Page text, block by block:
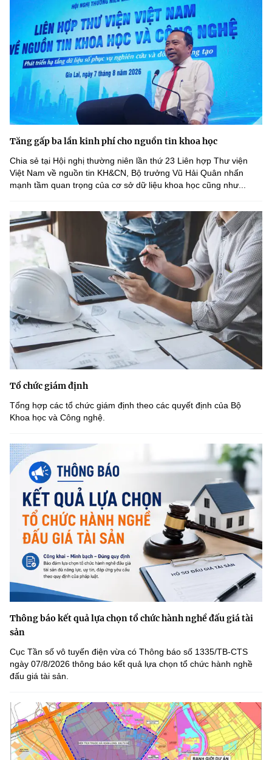
Tăng gấp ba lần kinh phí cho nguồn tin khoa học
Chia sẻ tại Hội nghị thường niên lần thứ 23 Liên hợp Thư viện
Việt Nam về nguồn tin KH&CN, Bộ trưởng Vũ Hải Quân nhấn
mạnh tầm quan trọng của cơ sở dữ liệu khoa học cũng như...
Tổ chức giám định
Tổng hợp các tổ chức giám định theo các quyết định của Bộ
Khoa học và Công nghệ.
Thông báo kết quả lựa chọn tổ chức hành nghề đấu giá tài
sản
Cục Tần số vô tuyến điện vừa có Thông báo số 1335/TB-CTS
ngày 07/8/2026 thông báo kết quả lựa chọn tổ chức hành nghề
đấu giá tài sản.